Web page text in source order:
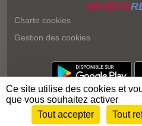
SPORTS
Charte cookies
Gestion des cookies
Envie de participer ?
Ce site utilise des cookies et
que vous souhaitez activer
Tout accepter
Tout